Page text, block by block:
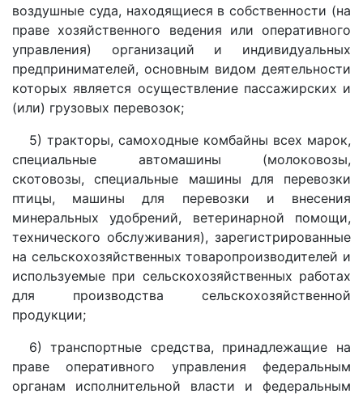
воздушные суда, находящиеся в собственности (на
праве хозяйственного ведения или оперативного
управления) организаций и индивидуальных
предпринимателей, основным видом деятельности
которых является осуществление пассажирских и
(или) грузовых перевозок;
5) тракторы, самоходные комбайны всех марок,
специальные автомашины (молоковозы,
скотовозы, специальные машины для перевозки
птицы, машины для перевозки и внесения
минеральных удобрений, ветеринарной помощи,
технического обслуживания), зарегистрированные
на сельскохозяйственных товаропроизводителей и
используемые при сельскохозяйственных работах
для производства сельскохозяйственной
продукции;
6) транспортные средства, принадлежащие на
праве оперативного управления федеральным
органам исполнительной власти и федеральным